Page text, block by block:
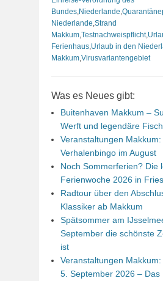
Bundes Niederlande
Niederlande Strand
Makkum Testnachweispflicht,
Ferienhaus Urlaub in den
Makkum Virusvariantengebiet
Was es Neues gibt:
Buitenhaven Makkum –
Werft und legendäre
Veranstaltungen
Verhalenbingo im August
Noch Sommerferien? Die
Ferienwoche 2026 in
Radtour über den
Klassiker ab Makkum
Spätsommer am
September die schönste
ist
Veranstaltungen
5. September 2026 – Das